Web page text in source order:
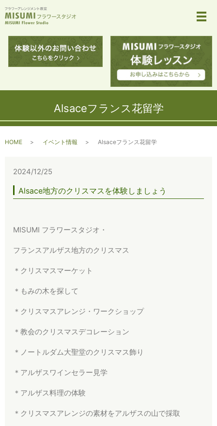
メ
Alsaceフランス花留学
HOME イベント情報 Alsaceフランス花留学
2024/12/25
Alsace地方のクリスマスを体験しましょう
MISUMI フラワースタジオ・
フランスアルザス地方のクリスマス
＊クリスマスマーケット
＊もみの木を探して
＊クリスマスアレンジ・ワークショップ
＊教会のクリスマスデコレーション
＊ノートルダム大聖堂のクリスマス飾り
＊アルザスワインセラー見学
＊アルザス料理の体験
＊クリスマスアレンジの素材をアルザスの山で採取